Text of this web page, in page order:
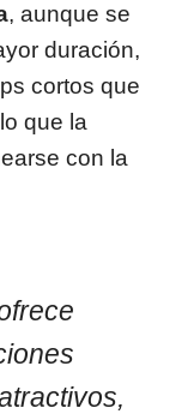
, aunque se
duración,
cortos que
que la
con la